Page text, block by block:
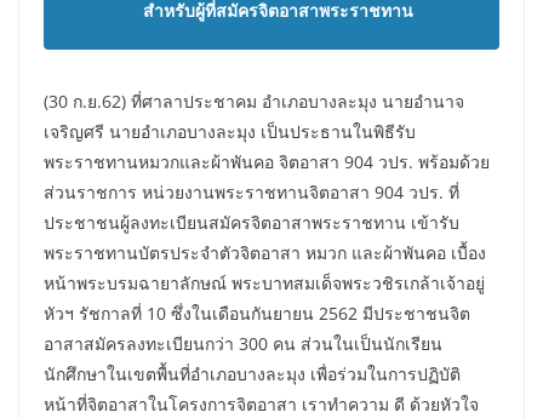
สำหรับผู้ที่สมัครจิตอาสาพระราชทาน
(30 ก.ย.62) ที่ศาลาประชาคม อำเภอบางละมุง นายอำนาจ
เจริญศรี นายอำเภอบางละมุง เป็นประธานในพิธีรับ
พระราชทานหมวกและผ้าพันคอ จิตอาสา 904 วปร. พร้อมด้วย
ส่วนราชการ หน่วยงานพระราชทานจิตอาสา 904 วปร. ที่
ประชาชนผู้ลงทะเบียนสมัครจิตอาสาพระราชทาน เข้ารับ
พระราชทานบัตรประจำตัวจิตอาสา หมวก และผ้าพันคอ เบื้อง
หน้าพระบรมฉายาลักษณ์ พระบาทสมเด็จพระวชิรเกล้าเจ้าอยู่
หัวฯ รัชกาลที่ 10 ซึ่งในเดือนกันยายน 2562 มีประชาชนจิต
อาสาสมัครลงทะเบียนกว่า 300 คน ส่วนในเป็นนักเรียน
นักศึกษาในเขตพื้นที่อำเภอบางละมุง เพื่อร่วมในการปฏิบัติ
หน้าที่จิตอาสาในโครงการจิตอาสา เราทำความ ดี ด้วยหัวใจ